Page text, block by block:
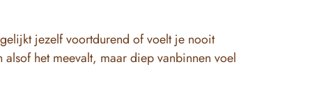
jezelf voortdurend of voelt je nooit
het meevalt, maar diep vanbinnen voel